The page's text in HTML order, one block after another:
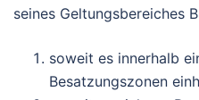
seines Geltungsbereiches
soweit es innerhalb
Besatzungszonen